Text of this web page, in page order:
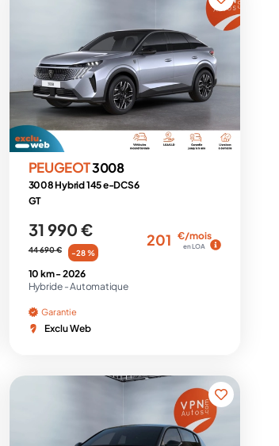
PEUGEOT3008
3008 Hybrid 145 e-DCS6
GT
31 990 €
44 690 € -28 %
201 €/mois
en LOA
10 km -2026
Hybride -Automatique
Garantie
Exclu Web